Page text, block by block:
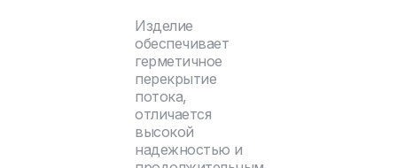
Изделие
обеспечивает
герметичное
перекрытие
потока,
отличается
высокой
надежностью и